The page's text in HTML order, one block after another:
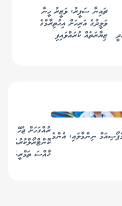
ޗައިނާ ސަފީރު، ވަޒީރު ހީނާ
ވަލީދުގެ އަރިހަށް އިޙުތިރާމްގެ
ޒިޔާރަތެއް ކުރައްވައިފި
ނިންމާލައި، އެންމެ
ރުއްގަހަށް ޖެހޭ
ޚާއްސަ ތަމްރީނެއް!